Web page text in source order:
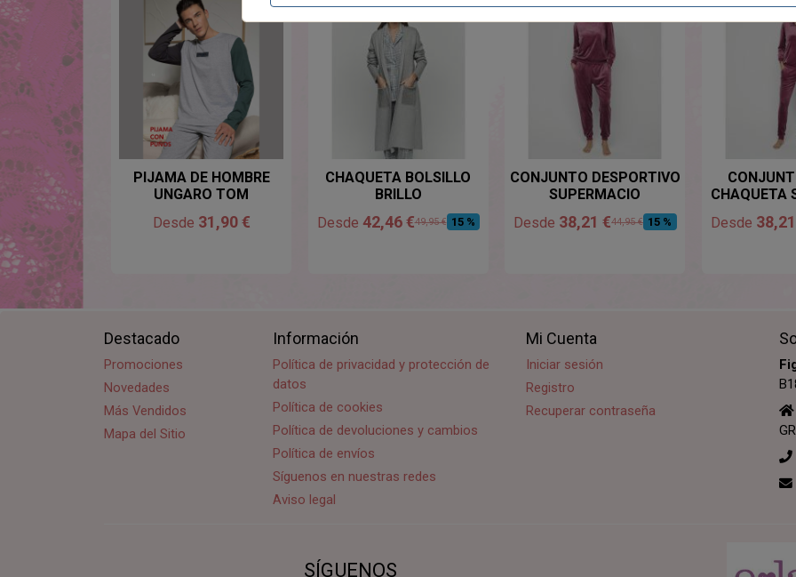
PIJAMA DE HOMBRE
UNGARO TOM
Desde 31,90 €
CHAQUETA BOLSILLO
BRILLO
Desde 42,46 €49,95 € 15 %
CONJUNTO DESPORTIVO
SUPERMACIO
Desde 38,21 €44,95 € 15 %
CHAQUETA
Desde
Destacado
Promociones
Novedades
Más Vendidos
Mapa del Sitio
Información
Política de privacidad y protección de
datos
Política de cookies
Política de devoluciones y cambios
Política de envíos
Síguenos en nuestras redes
Aviso legal
Mi Cuenta
Iniciar sesión
Registro
Recuperar contraseña
SÍGUENOS